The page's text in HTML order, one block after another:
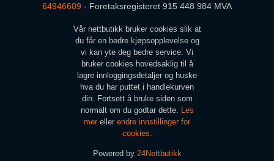
64946609 - Foretaksregisteret 915 448 984 MVA
Vår nettbutikk bruker cookies slik at
du får en bedre kjøpsopplevelse og
vi kan yte deg bedre service. Vi
bruker cookies hovedsaklig til å
lagre innloggingsdetaljer og huske
hva du har puttet i handlekurven
din. Fortsett å bruke siden som
normalt om du godtar dette. Les
mer eller endre innstillinger for
cookies.
Powered by 24Nettbutikk